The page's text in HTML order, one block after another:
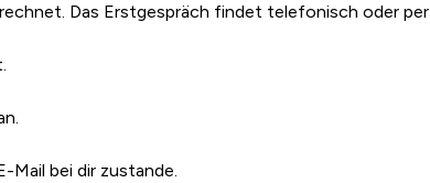
Das Erstgespräch findet telefonisch oder
Mail bei dir zustande.